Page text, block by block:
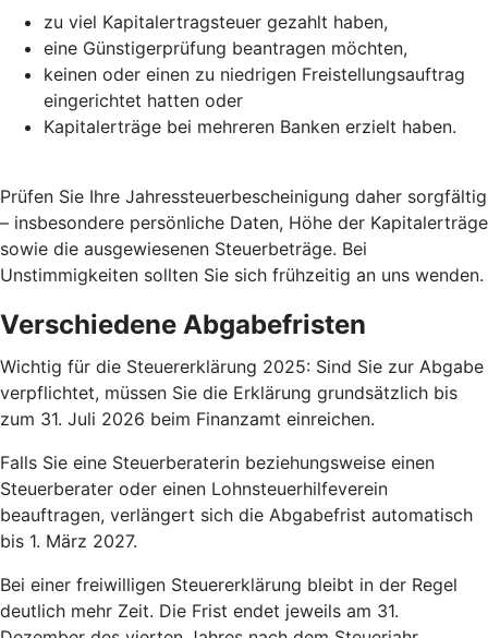
zu viel Kapitalertragsteuer gezahlt haben,
eine Günstigerprüfung beantragen möchten,
keinen oder einen zu niedrigen Freistellungsauftrag
eingerichtet hatten oder
Kapitalerträge bei mehreren Banken erzielt haben.
Prüfen Sie Ihre Jahressteuerbescheinigung daher sorgfältig
– insbesondere persönliche Daten, Höhe der Kapitalerträge
sowie die ausgewiesenen Steuerbeträge. Bei
Unstimmigkeiten sollten Sie sich frühzeitig an uns wenden.
Verschiedene Abgabefristen
Wichtig für die Steuererklärung 2025: Sind Sie zur Abgabe
verpflichtet, müssen Sie die Erklärung grundsätzlich bis
zum 31. Juli 2026 beim Finanzamt einreichen.
Falls Sie eine Steuerberaterin beziehungsweise einen
Steuerberater oder einen Lohnsteuerhilfeverein
beauftragen, verlängert sich die Abgabefrist automatisch
bis 1. März 2027.
Bei einer freiwilligen Steuererklärung bleibt in der Regel
deutlich mehr Zeit. Die Frist endet jeweils am 31.